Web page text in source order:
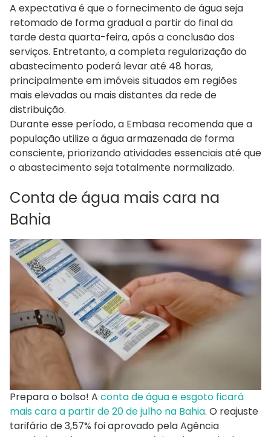
A expectativa é que o fornecimento de água seja
retomado de forma gradual a partir do final da
tarde desta quarta-feira, após a conclusão dos
serviços. Entretanto, a completa regularização do
abastecimento poderá levar até 48 horas,
principalmente em imóveis situados em regiões
mais elevadas ou mais distantes da rede de
distribuição.
Durante esse período, a Embasa recomenda que a
população utilize a água armazenada de forma
consciente, priorizando atividades essenciais até que
o abastecimento seja totalmente normalizado.
Conta de água mais cara na
Bahia
Prepara o bolso! A conta de água e esgoto ficará
mais cara a partir de 20 de julho na Bahia. O reajuste
tarifário de 3,57% foi aprovado pela Agência